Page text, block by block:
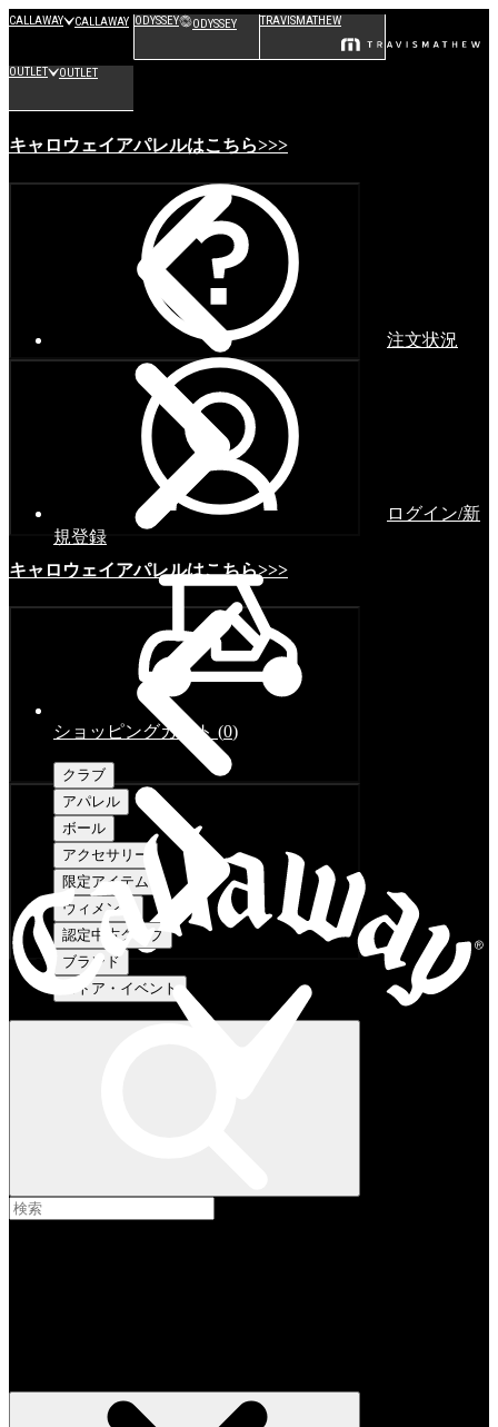
CALLAWAY CALLAWAY ODYSSEY ODYSSEY TRAVISMATHEW
OUTLET OUTLET
キャロウェイアパレルはこちら>>>
キャロウェイアパレルはこちら>>>
注文状況
ログイン/新
規登録
ショッピングカート (0)
クラブ
アパレル
ボール
アクセサリー
限定アイテム
ウィメンズ
認定中古クラブ
ブランド
ストア・イベント